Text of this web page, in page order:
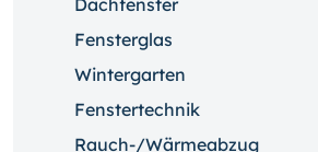
Fensterglas
Wintergarten
Fenstertechnik
Rauch-/Wärmeabzug